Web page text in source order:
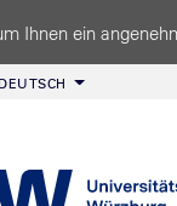
Ihnen ein
DEUTSCH